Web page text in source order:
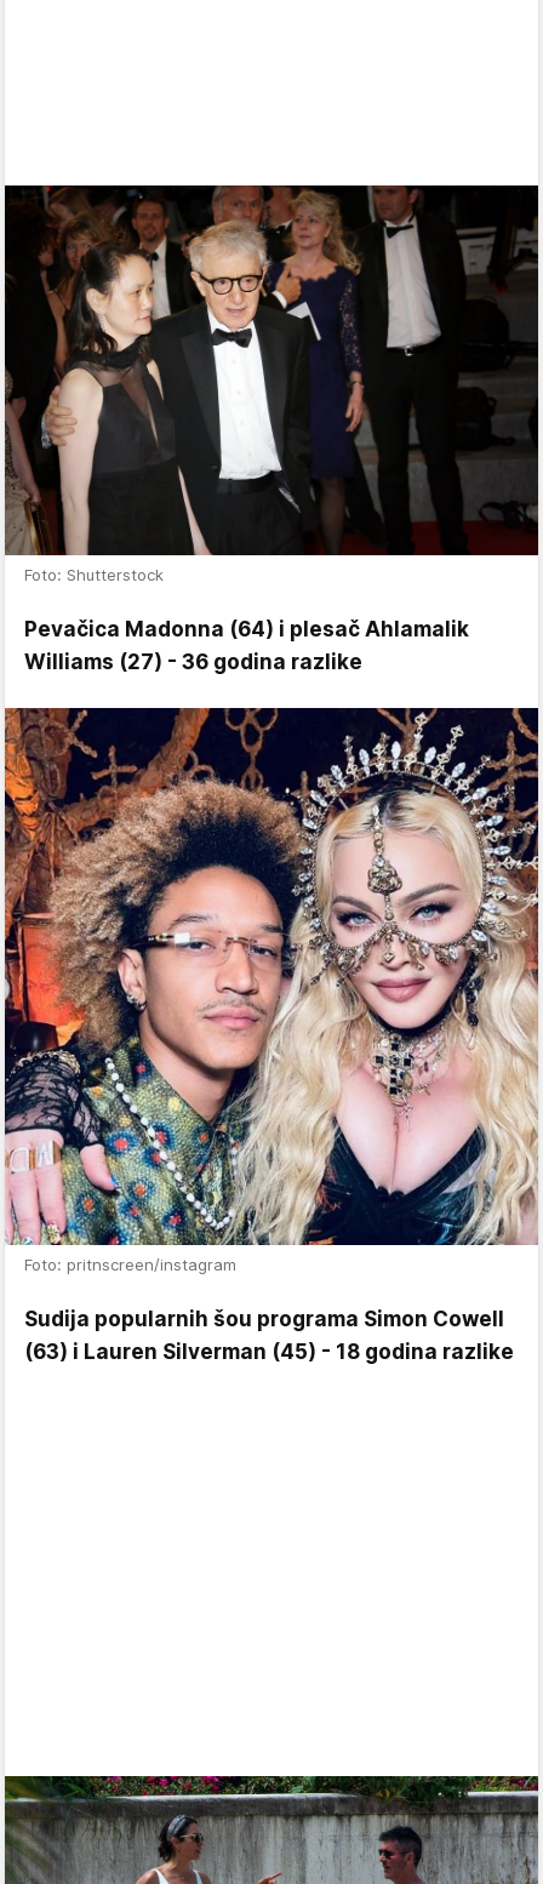
Foto: Shutterstock
Pevačica Madonna (64) i plesač Ahlamalik
Williams (27) - 36 godina razlike
Foto: pritnscreen/instagram
Sudija popularnih šou programa Simon Cowell
(63) i Lauren Silverman (45) - 18 godina razlike